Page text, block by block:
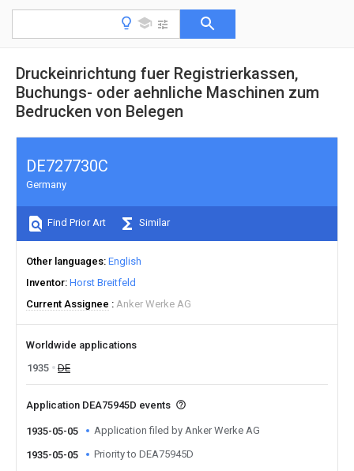
Druckeinrichtung fuer Registrierkassen,
Buchungs- oder aehnliche Maschinen zum
Bedrucken von Belegen
DE727730C
Germany
Find Prior Art Similar
Other languages English
Inventor Horst Breitfeld
Current Assignee
Anker Werke AG
Worldwide applications
1935
DE
Application DEA75945D events
1935-05-05 Application filed by Anker Werke AG
1935-05-05 Priority to DEA75945D